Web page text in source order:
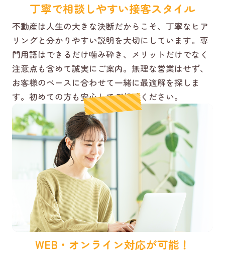
丁寧で相談しやすい接客スタイル
不動産は人生の大きな決断だからこそ、丁寧なヒア
リングと分かりやすい説明を大切にしています。専
門用語はできるだけ噛み砕き、メリットだけでなく
注意点も含めて誠実にご案内。無理な営業はせず、
お客様のペースに合わせて一緒に最適解を探しま
す。初めての方も安心してご相談ください。
WEB・オンライン対応が可能！